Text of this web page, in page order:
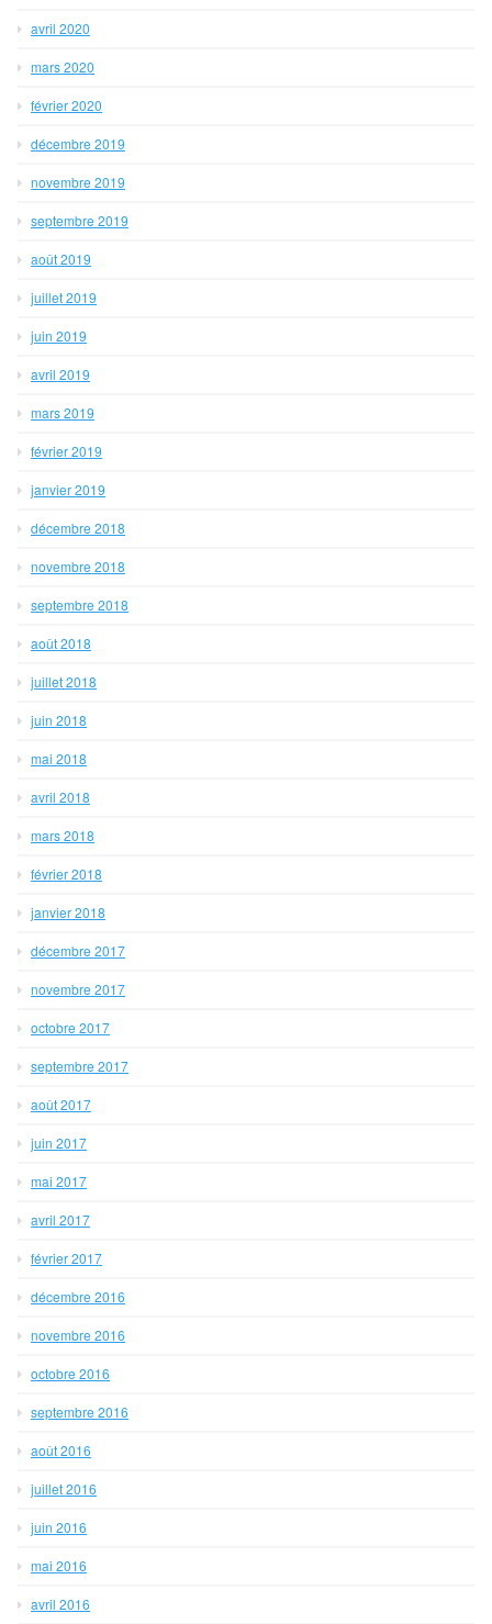
avril 2020
mars 2020
février 2020
décembre 2019
novembre 2019
septembre 2019
août 2019
juillet 2019
juin 2019
avril 2019
mars 2019
février 2019
janvier 2019
décembre 2018
novembre 2018
septembre 2018
août 2018
juillet 2018
juin 2018
mai 2018
avril 2018
mars 2018
février 2018
janvier 2018
décembre 2017
novembre 2017
octobre 2017
septembre 2017
août 2017
juin 2017
mai 2017
avril 2017
février 2017
décembre 2016
novembre 2016
octobre 2016
septembre 2016
août 2016
juillet 2016
juin 2016
mai 2016
avril 2016